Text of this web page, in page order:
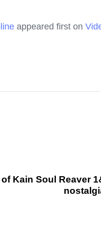
appeared first on
Kain Soul Reaver